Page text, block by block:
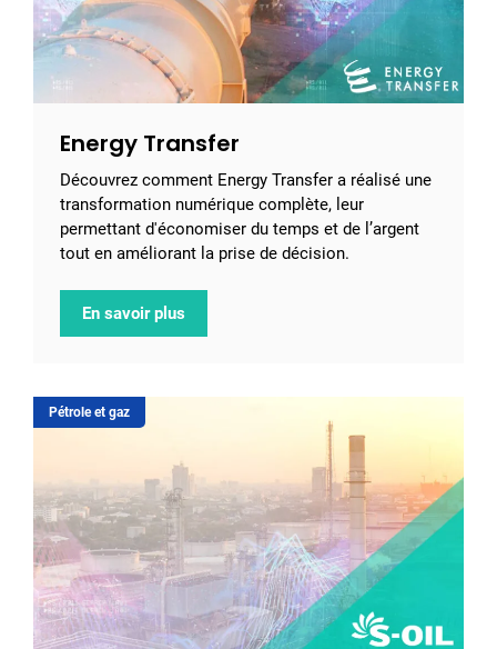
Energy Transfer
Découvrez comment Energy Transfer a réalisé une
transformation numérique complète, leur
permettant d'économiser du temps et de l’argent
tout en améliorant la prise de décision.
En savoir plus
Pétrole et gaz